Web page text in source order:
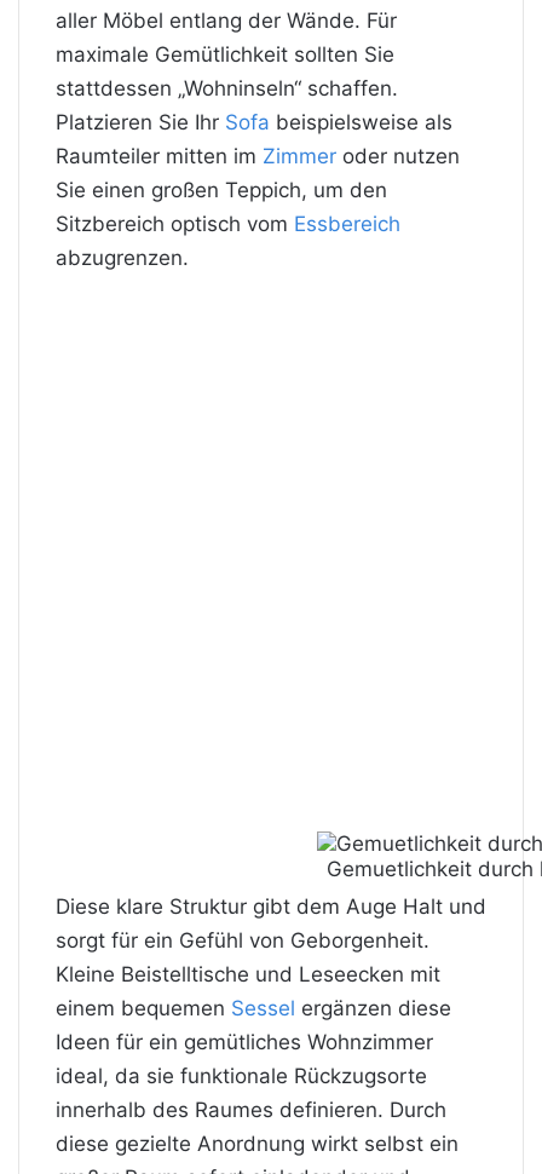
aller Möbel entlang der Wände. Für
maximale Gemütlichkeit sollten Sie
stattdessen „Wohninseln“ schaffen.
Platzieren Sie Ihr Sofa beispielsweise als
Raumteiler mitten im Zimmer oder nutzen
Sie einen großen Teppich, um den
Sitzbereich optisch vom Essbereich
abzugrenzen.
Gemuetlichkeit
Diese klare Struktur gibt dem Auge Halt und
sorgt für ein Gefühl von Geborgenheit.
Kleine Beistelltische und Leseecken mit
einem bequemen Sessel ergänzen diese
Ideen für ein gemütliches Wohnzimmer
ideal, da sie funktionale Rückzugsorte
innerhalb des Raumes definieren. Durch
diese gezielte Anordnung wirkt selbst ein